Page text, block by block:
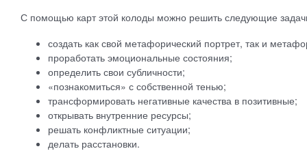
С помощью карт этой колоды можно решить следующие
создать как свой метафорический портрет, так и
проработать эмоциональные состояния;
определить свои субличности;
«познакомиться» с собственной тенью;
трансформировать негативные качества в позитивные;
открывать внутренние ресурсы;
решать конфликтные ситуации;
делать расстановки.